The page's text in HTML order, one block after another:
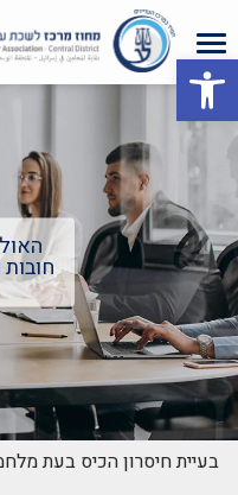
פתח סרגל נגישות
בעיית חיסרון הכיס בעת